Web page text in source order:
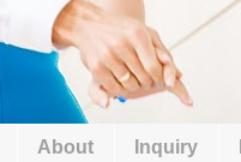
About Inquiry